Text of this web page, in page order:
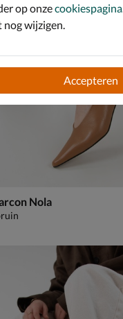
Nola
op onzecookiespagina
wijzigen.
Accepteren